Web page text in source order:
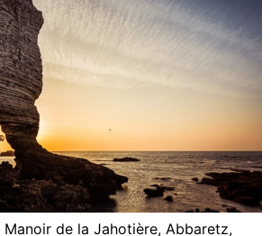
Manoir de la Jahotière, Abbaretz,